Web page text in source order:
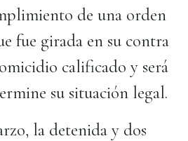
de una orden
fue girada en su contra
calificado y será
su situación legal.
la detenida y dos